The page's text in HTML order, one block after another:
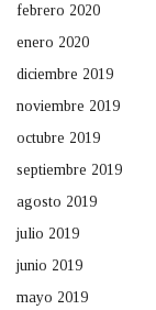
febrero 2020
enero 2020
diciembre 2019
noviembre 2019
octubre 2019
septiembre 2019
agosto 2019
julio 2019
junio 2019
mayo 2019